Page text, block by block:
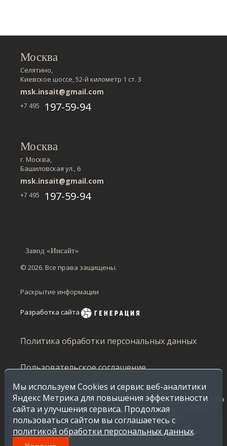
Москва
Селятино,
Киевское шоссе, 52-й километр 1 ст. 3
msk.insait@gmail.com
+7 495 197-59-94
Москва
г. Москва,
Башиловская ул., 6
msk.insait@gmail.com
+7 495 197-59-94
Завод «Инсайт»
© 2026. Все права защищены.
Раскрытие информации
Разработка сайта
Политика обработки персональных данных
Пользовательское соглашение
Сайт не является публичной офертой и несет
ознакомительный характер, стоимость продукции, указанная
в каталоге, распространяется на продажу по Воронежской
области. Стоимость в других регионах уточняйте у
менеджеров Завода Инсайт.
Мы используем Cookies и сервис веб-аналитики
Яндекс Метрика для повышения эффективности
сайта и улучшения сервиса. Продолжая
пользоваться сайтом вы соглашаетесь с
политикой обработки персональных данных.